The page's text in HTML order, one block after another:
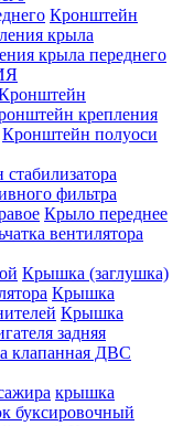
Кронштейн
крыла
крыла переднего
крепления
Кронштейн полуоси
фильтра
Крыло переднее
вентилятора
Крышка (заглушка)
Крышка
Крышка
задняя
клапанная ДВС
крышка
буксировочный